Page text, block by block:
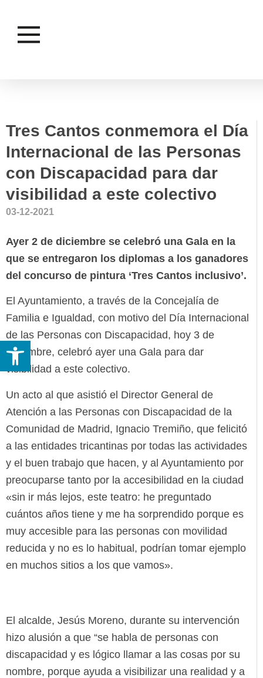
Tres Cantos conmemora el Día
Internacional de las Personas
con Discapacidad para dar
visibilidad a este colectivo
03-12-2021
Ayer 2 de diciembre se celebró una Gala en la
que se entregaron los diplomas a los ganadores
del concurso de pintura ‘Tres Cantos inclusivo’.
El Ayuntamiento, a través de la Concejalía de
Familia e Igualdad, con motivo del Día Internacional
de las Personas con Discapacidad, hoy 3 de
diciembre, celebró ayer una Gala para dar
visibilidad a este colectivo.
Un acto al que asistió el Director General de
Atención a las Personas con Discapacidad de la
Comunidad de Madrid, Ignacio Tremiño, que felicitó
a las entidades tricantinas por todas las actividades
y el buen trabajo que hacen, y al Ayuntamiento por
preocuparse tanto por la accesibilidad en la ciudad
«sin ir más lejos, este teatro: he preguntado
cuántos años tiene y me ha sorprendido porque es
muy accesible para las personas con movilidad
reducida y no es lo habitual, podrían tomar ejemplo
en muchos sitios a los que vamos».
El alcalde, Jesús Moreno, durante su intervención
hizo alusión a que “se habla de personas con
discapacidad y es lógico llamar a las cosas por su
nombre, porque ayuda a visibilizar una realidad y a
Abrir barra de herramientas